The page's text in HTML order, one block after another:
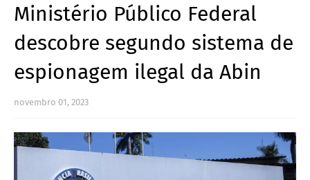
Ministério Público Federal
descobre segundo sistema de
espionagem ilegal da Abin
novembro 01, 2023